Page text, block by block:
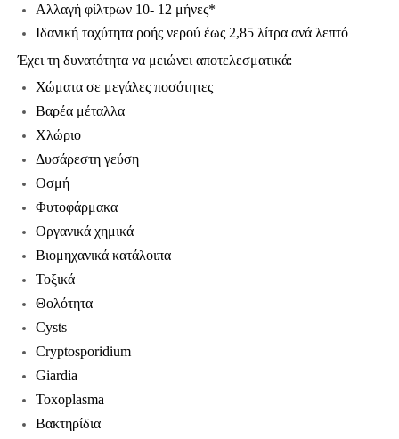
Αλλαγή φίλτρων 10- 12 μήνες*
Ιδανική ταχύτητα ροής νερού έως 2,85 λίτρα ανά λεπτό
Έχει τη δυνατότητα να μειώνει αποτελεσματικά:
Χώματα σε μεγάλες ποσότητες
Βαρέα μέταλλα
Χλώριο
Δυσάρεστη γεύση
Οσμή
Φυτοφάρμακα
Οργανικά χημικά
Βιομηχανικά κατάλοιπα
Τοξικά
Θολότητα
Cysts
Cryptosporidium
Giardia
Toxoplasma
Bακτηρίδια